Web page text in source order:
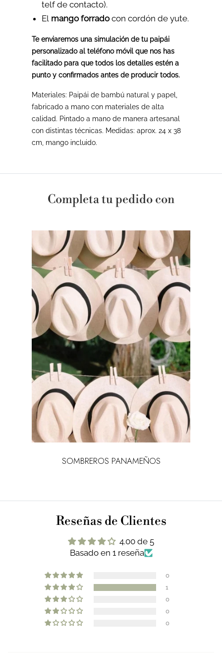
telf de contacto).
El mango forradocon cordón de yute.
Te enviaremos una simulación de tu paipái
personalizado al teléfono móvil que nos has
facilitado para que todos los detalles estén a
punto y confirmados antes de producir todos.
Materiales: Paipái de bambú natural y papel,
fabricado a mano con materiales de alta
calidad. Pintado a mano de manera artesanal
con distintas técnicas. Medidas: aprox. 24 x 38
cm, mango incluido.
Completa tu pedido con
SOMBREROS PANAMEÑOS
Reseñas de Clientes
4.00 de 5
Basado en 1 reseña
0
1
0
0
0